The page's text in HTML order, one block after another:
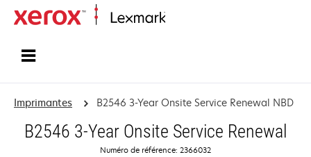
Imprimantes B2546 3-Year Onsite Service Renewal NBD
B2546 3-Year Onsite Service Renewal
Numéro de référence: 2366032